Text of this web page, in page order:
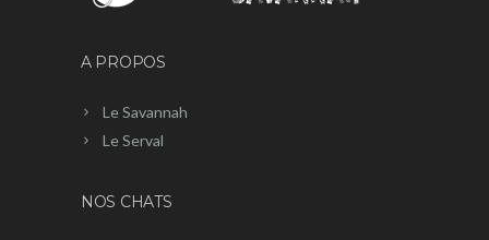
A PROPOS
Le Savannah
Le Serval
NOS CHATS